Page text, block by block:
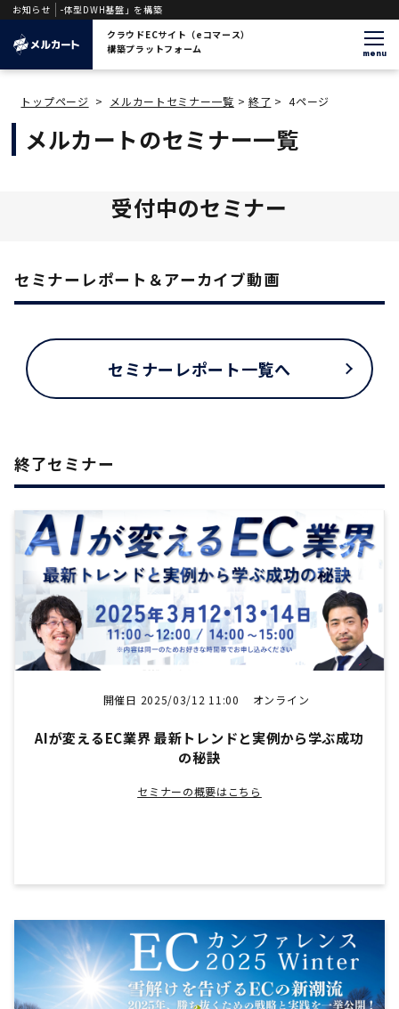
お知らせ
ト一体型DWH基盤」を構築
クラウドECサイト（eコマース）
構築プラットフォーム
menu
トップページ > メルカートセミナー一覧 > 終了 > 4ページ
メルカートのセミナー一覧
受付中のセミナー
セミナーレポート＆アーカイブ動画
セミナーレポート一覧へ
終了セミナー
開催日 2025/03/12 11:00 オンライン
AIが変えるEC業界 最新トレンドと実例から学ぶ成功
の秘訣
セミナーの概要はこちら